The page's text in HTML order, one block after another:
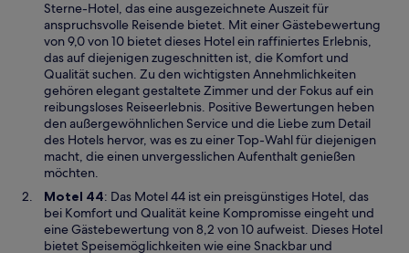
r
d
i
n
e
i
n
e
m
u
e
n
Sterne-Hotel, das eine ausgezeichnete Auszeit für
anspruchsvolle Reisende bietet. Mit einer Gästebewertung
von 9,0 von 10 bietet dieses Hotel ein raffiniertes Erlebnis,
das auf diejenigen zugeschnitten ist, die Komfort und
Qualität suchen. Zu den wichtigsten Annehmlichkeiten
gehören elegant gestaltete Zimmer und der Fokus auf ein
reibungsloses Reiseerlebnis. Positive Bewertungen heben
den außergewöhnlichen Service und die Liebe zum Detail
des Hotels hervor, was es zu einer Top-Wahl für diejenigen
macht, die einen unvergesslichen Aufenthalt genießen
möchten.
Motel 44W
i
r
d
: Das Motel 44 ist ein preisgünstiges Hotel, das
bei Komfort und Qualität keine Kompromisse eingeht und
eine Gästebewertung von 8,2 von 10 aufweist. Dieses Hotel
bietet Speisemöglichkeiten wie eine Snackbar und